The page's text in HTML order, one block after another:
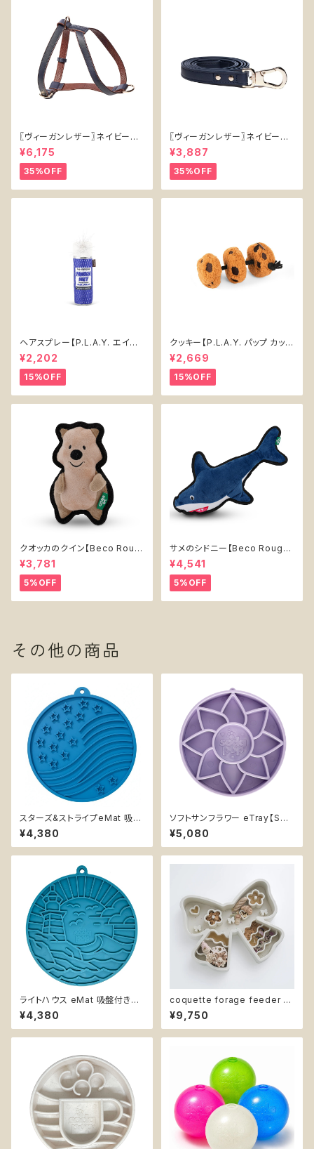
〖ヴィーガンレザー〗ネイビーハ
ーネス【Vegan Leather Navy
Harness】
¥6,175
35%OFF
〖ヴィーガンレザー〗ネイビーリ
ード【Vegan Leather Navy L
ead】
¥3,887
35%OFF
ヘアスプレー【P.L.A.Y. エイテ
ィーズ クラシック】犬用おもちゃ
Pawqua Net 【P.L.A.Y. 80s
Classics Collection】
¥2,202
15%OFF
クッキー【P.L.A.Y. パップ カップ
カフェ】犬用おもちゃ Cookies
n' Treats 【P.L.A.Y. Pup Cup
Cafe Collection】
¥2,669
15%OFF
クオッカのクイン【Beco Roug
h & Tough Recycled Plasti
c Quokka】
¥3,781
5%OFF
サメのシドニー【Beco Rough
& Tough Recycled Plastic
Shark】
¥4,541
5%OFF
その他の商品
スターズ&ストライプeMat 吸盤
付きリックマット【SodaPup】 難
易度★ 早食い防止皿 スローフ
ィーダー 知育 エンリッチメント
¥4,380
ソフトサンフラワー eTray【Sod
aPup】ソフト素材 浅型 フードボ
ウル リックマット 早食い防止皿
スローフィーダー 知育 エンリッ
¥5,080
ライトハウス eMat 吸盤付きリ
ックマット【SodaPup】難易度★
★ 早食い防止皿 スローフィー
ダー 知育 エンリッチメント スト
¥4,380
coquette forage feeder -
confetti -【Fury The Store】
リボン型 スローフィーダー エン
リッチメント 早食い防止ボウル
¥9,750